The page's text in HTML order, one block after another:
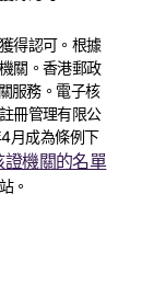
得認可。根據
關。香港郵政
服務。電子核
冊管理有限公
月成為條例下
證機關的名單
。